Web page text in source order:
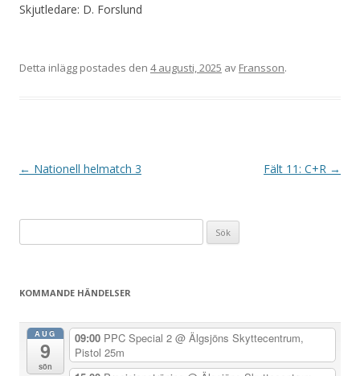
Skjutledare: D. Forslund
Detta inlägg postades den 4 augusti, 2025 av Fransson.
I
n
← Nationell helmatch 3 Fält 11: C+R →
efter:
KOMMANDE HÄNDELSER
AUG
9
sön
09:00 PPC Special 2 @ Älgsjöns Skyttecentrum,
Pistol 25m